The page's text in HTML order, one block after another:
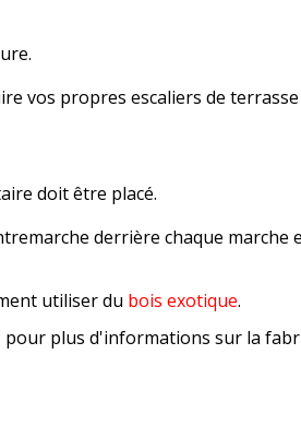
vos propres escaliers de terrasse
doit être placé.
derrière chaque
utiliser du bois exotique.
pour plus d'informations sur la